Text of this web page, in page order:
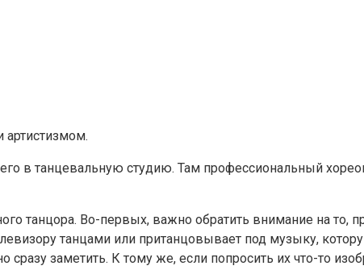
в танцевальную студию. Там профессиональный
танцора. Во-первых, важно обратить внимание на то,
танцами или пританцовывает под музыку,
сразу заметить. К тому же, если попросить их что-то